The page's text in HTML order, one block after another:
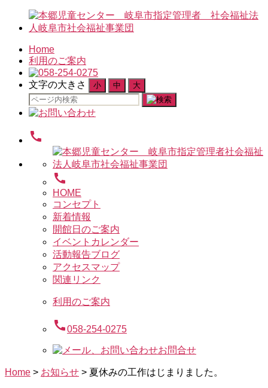
Home
利用のご案内
文字の大きさ 小 中 大
検
索
象:
call
call
HOME
コンセプト
新着情報
開館日のご案内
イベントカレンダー
活動報告ブログ
アクセスマップ
関連リンク
利用のご案内
call058-254-0275
お問合せ
Home > お知らせ > 夏休みの工作はじまりました。